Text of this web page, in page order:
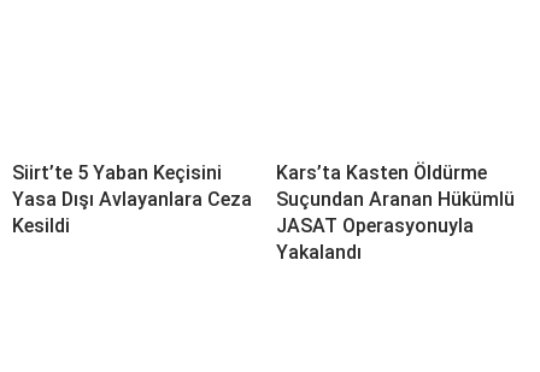
Siirt’te 5 Yaban Keçisini
Yasa Dışı Avlayanlara Ceza
Kesildi
Kars’ta Kasten Öldürme
Suçundan Aranan Hükümlü
JASAT Operasyonuyla
Yakalandı